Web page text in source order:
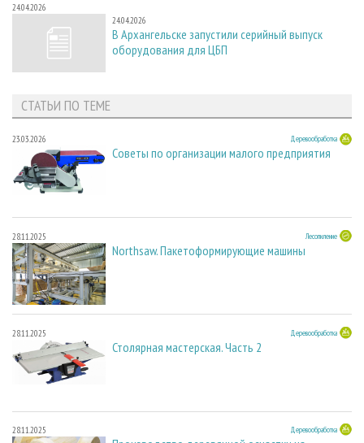
24.04.2026
24.04.2026
В Архангельске запустили серийный выпуск
оборудования для ЦБП
СТАТЬИ ПО ТЕМЕ
23.03.2026 Деревообработка
Советы по организации малого предприятия
28.11.2025 Лесопиление
Northsaw. Пакетоформирующие машины
28.11.2025 Деревообработка
Столярная мастерская. Часть 2
28.11.2025 Деревообработка